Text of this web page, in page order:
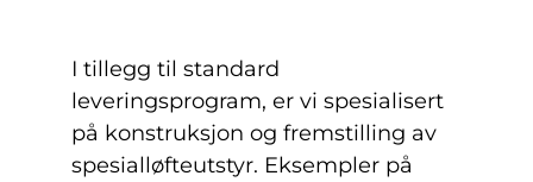
I tillegg til standard
leveringsprogram, er vi spesialisert
på konstruksjon og fremstilling av
spesialløfteutstyr. Eksempler på